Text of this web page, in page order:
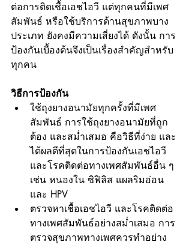
ต่อการติดเชื้อเอชไอวี แต่ทุกคนที่มีเพศ
สัมพันธ์ หรือใช้บริการด้านสุขภาพบาง
ประเภท ยังคงมีความเสี่ยงได้ ดังนั้น การ
ป้องกันเบื้องต้นจึงเป็นเรื่องสำคัญสำหรับ
ทุกคน
วิธีการป้องกัน
ใช้ถุงยางอนามัยทุกครั้งที่มีเพศ
สัมพันธ์ การใช้ถุงยางอนามัยที่ถูก
ต้อง และสม่ำเสมอ คือวิธีที่ง่าย และ
ได้ผลดีที่สุดในการป้องกันเอชไอวี
และโรคติดต่อทางเพศสัมพันธ์อื่น ๆ
เช่น หนองใน ซิฟิลิส แผลริมอ่อน
และ HPV
ตรวจหาเชื้อเอชไอวี และโรคติดต่อ
ทางเพศสัมพันธ์อย่างสม่ำเสมอ การ
ตรวจสุขภาพทางเพศควรทำอย่าง